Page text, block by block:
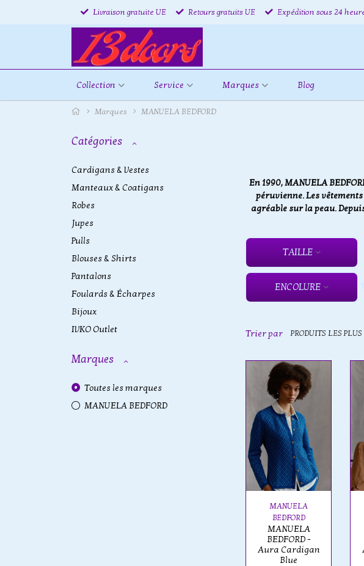
Livraison gratuite UE Retours gratuits UE Expédition sous 24
Collection Service Marques Blog
Marques MANUELA BEDFORD
Catégories
Cardigans & Vestes
Manteaux & Coatigans
Robes
Jupes
Pulls
Blouses & Shirts
Pantalons
Foulards & Écharpes
Bijoux
IVKO Outlet
Marques
Toutes les marques
MANUELA BEDFORD
En 1990, MANUELA
péruvienne. Les
agréable sur la peau.
TAILLE
ENCOLURE
Trier par PRODUITS LES PLUS
MANUELA
BEDFORD
MANUELA
BEDFORD -
Aura Cardigan
Blue